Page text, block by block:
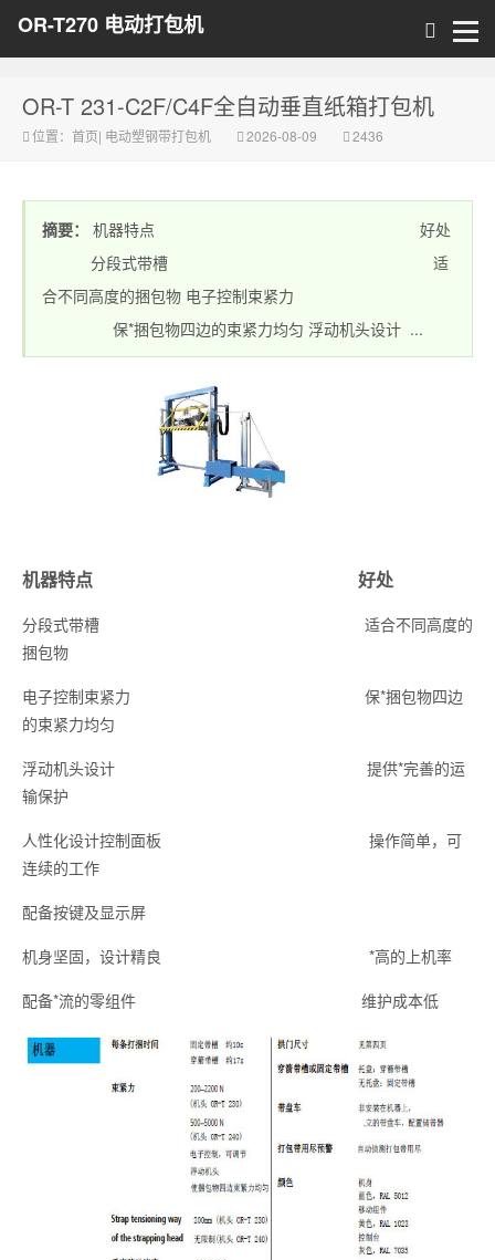
OR-T270 电动打包机
OR-T 231-C2F/C4F全自动垂直纸箱打包机
位置： 首页| 电动塑钢带打包机 2026-08-09 2436
摘要：
机器特点 好处
分段式带槽 适
合不同高度的捆包物 电子控制束紧力
保*捆包物四边的束紧力均匀 浮动机头设计 ...
机器特点 好处
分段式带槽 适合不同高度的
捆包物
电子控制束紧力 保*捆包物四边
的束紧力均匀
浮动机头设计 提供*完善的运
输保护
人性化设计控制面板 操作简单，可
连续的工作
配备按键及显示屏
机身坚固，设计精良 *高的上机率
配备*流的零组件 维护成本低